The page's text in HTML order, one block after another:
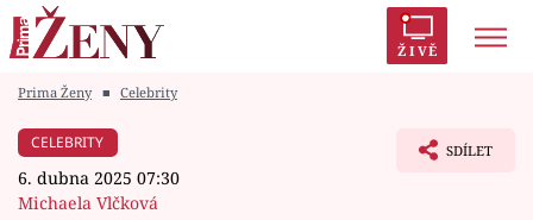
ŽIVĚ
Módní alarm
Prima Ženy ■ Celebrity
CELEBRITY
6. dubna 2025 07:30
Michaela Vlčková
SDÍLET